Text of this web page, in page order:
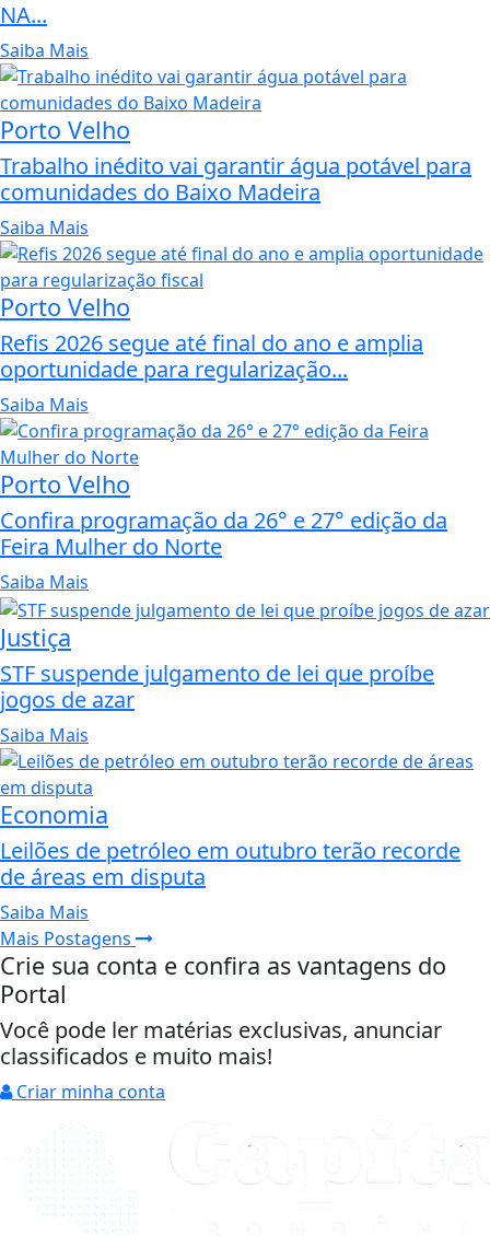
NA...
Saiba Mais
Porto Velho
Trabalho inédito vai garantir água potável para
comunidades do Baixo Madeira
Saiba Mais
Porto Velho
Refis 2026 segue até final do ano e amplia
oportunidade para regularização...
Saiba Mais
Porto Velho
Confira programação da 26° e 27° edição da
Feira Mulher do Norte
Saiba Mais
Justiça
STF suspende julgamento de lei que proíbe
jogos de azar
Saiba Mais
Economia
Leilões de petróleo em outubro terão recorde
de áreas em disputa
Saiba Mais
Mais Postagens
Crie sua conta e confira as vantagens do
Portal
Você pode ler matérias exclusivas, anunciar
classificados e muito mais!
Criar minha conta